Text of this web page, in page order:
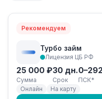
Рекомендуем
Турбо займ
Лицензия ЦБ РФ
25 000 ₽
Сумма
30 дн.
Срок
ПСК*
Онлайн
На карту